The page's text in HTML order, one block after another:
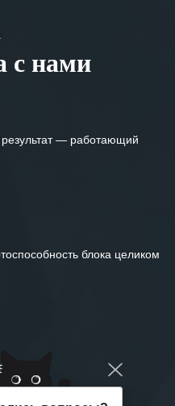
с нами
результат — работающий
блока целиком
дней